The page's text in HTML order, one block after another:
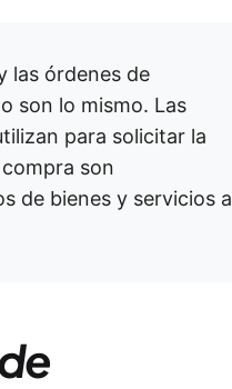
las órdenes de
son lo mismo. Las
para solicitar la
son
de bienes y servicios a